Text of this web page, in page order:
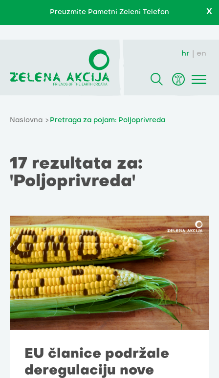
Preuzmite Pametni Zeleni Telefon X
hr en
Naslovna Pretraga za pojam: Poljoprivreda
17 rezultata za:
'Poljoprivreda'
EU članice podržale
deregulaciju nove